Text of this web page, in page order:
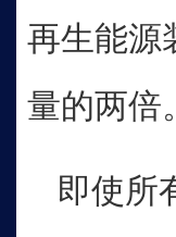
再生能源
量的两倍。
即使所